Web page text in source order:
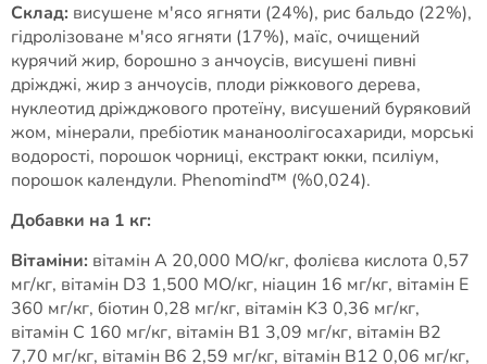
Склад: висушене м'ясо ягняти (24%), рис бальдо (22%),
гідролізоване м'ясо ягняти (17%), маїс, очищений
курячий жир, борошно з анчоусів, висушені пивні
дріжджі, жир з анчоусів, плоди ріжкового дерева,
нуклеотид дріжджового протеїну, висушений буряковий
жом, мінерали, пребіотик мананоолігосахариди, морські
водорості, порошок чорниці, екстракт юкки, псиліум,
порошок календули. Phenomind™ (%0,024).
Добавки на 1 кг:
Вітаміни: вітамін A 20,000 МО/кг, фолієва кислота 0,57
мг/кг, вітамін D3 1,500 МО/кг, ніацин 16 мг/кг, вітамін E
360 мг/кг, біотин 0,28 мг/кг, вітамін K3 0,36 мг/кг,
вітамін C 160 мг/кг, вітамін B1 3,09 мг/кг, вітамін B2
7,70 мг/кг, вітамін B6 2,59 мг/кг, вітамін B12 0,06 мг/кг,